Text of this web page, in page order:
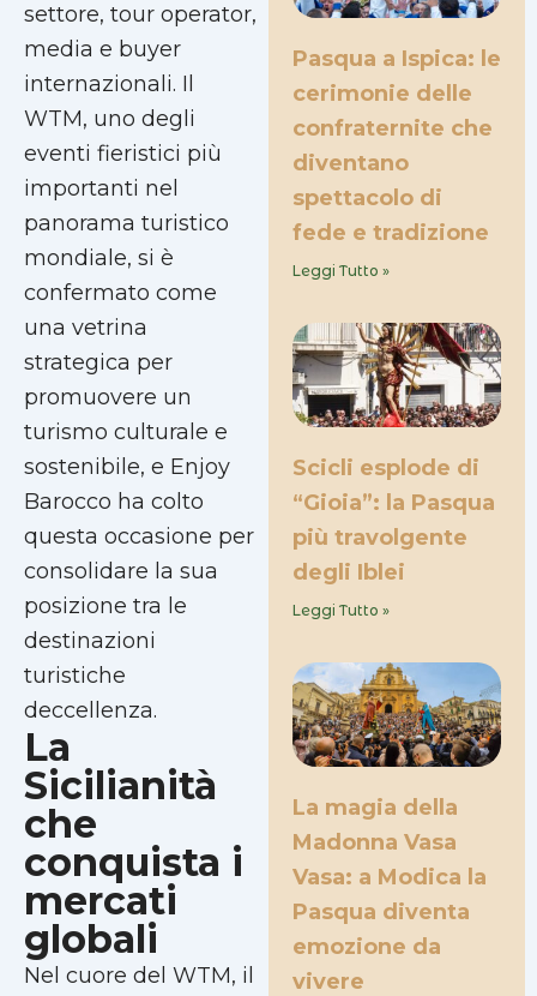
settore, tour operator,
media e buyer
internazionali. Il
WTM, uno degli
eventi fieristici più
importanti nel
panorama turistico
mondiale, si è
confermato come
una vetrina
strategica per
promuovere un
turismo culturale e
sostenibile, e Enjoy
Barocco ha colto
questa occasione per
consolidare la sua
posizione tra le
destinazioni
turistiche
deccellenza.
La
Sicilianità
che
conquista i
mercati
globali
Nel cuore del WTM, il
Pasqua a Ispica: le
cerimonie delle
confraternite che
diventano
spettacolo di
fede e tradizione
Leggi Tutto »
Scicli esplode di
“Gioia”: la Pasqua
più travolgente
degli Iblei
Leggi Tutto »
La magia della
Madonna Vasa
Vasa: a Modica la
Pasqua diventa
emozione da
vivere